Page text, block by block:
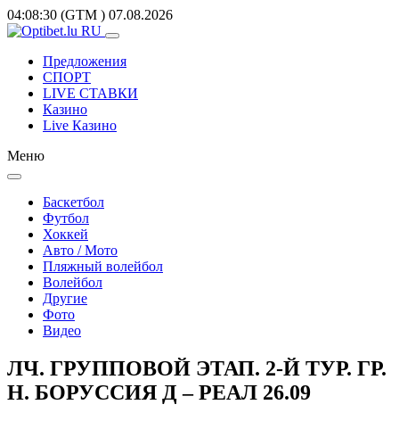
04:08:30 (GTM ) 07.08.2026
Предложения
СПОРТ
LIVE СТАВКИ
Казино
Live Казино
Меню
Баскетбол
Футбол
Хоккей
Авто / Мото
Пляжный волейбол
Волейбол
Другие
Фото
Видео
ЛЧ. ГРУППОВОЙ ЭТАП. 2-Й ТУР. ГР.
H. БОРУССИЯ Д – РЕАЛ 26.09